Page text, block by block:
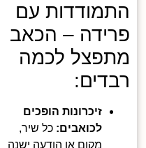
התמודדות עם
פרידה – הכאב
מתפצל לכמה
רבדים:
זיכרונות הופכים
לכואבים: כל שיר,
מקום או הודעה ישנה